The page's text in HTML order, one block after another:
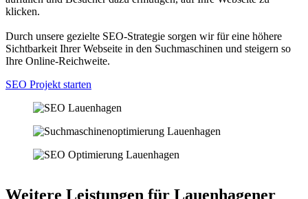
klicken.
Durch unsere gezielte SEO-Strategie sorgen wir für eine höhere
Sichtbarkeit Ihrer Webseite in den Suchmaschinen und steigern so
Ihre Online-Reichweite.
SEO Projekt starten
Weitere Leistungen für Lauenhagener